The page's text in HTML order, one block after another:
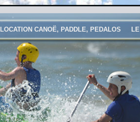
LOCATION CANOË, PADDLE, PEDALOS